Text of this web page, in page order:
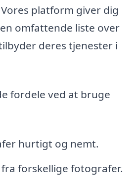
platform giver dig
omfattende liste over
deres tjenester i
fordele ved at bruge
hurtigt og nemt.
forskellige fotografer.